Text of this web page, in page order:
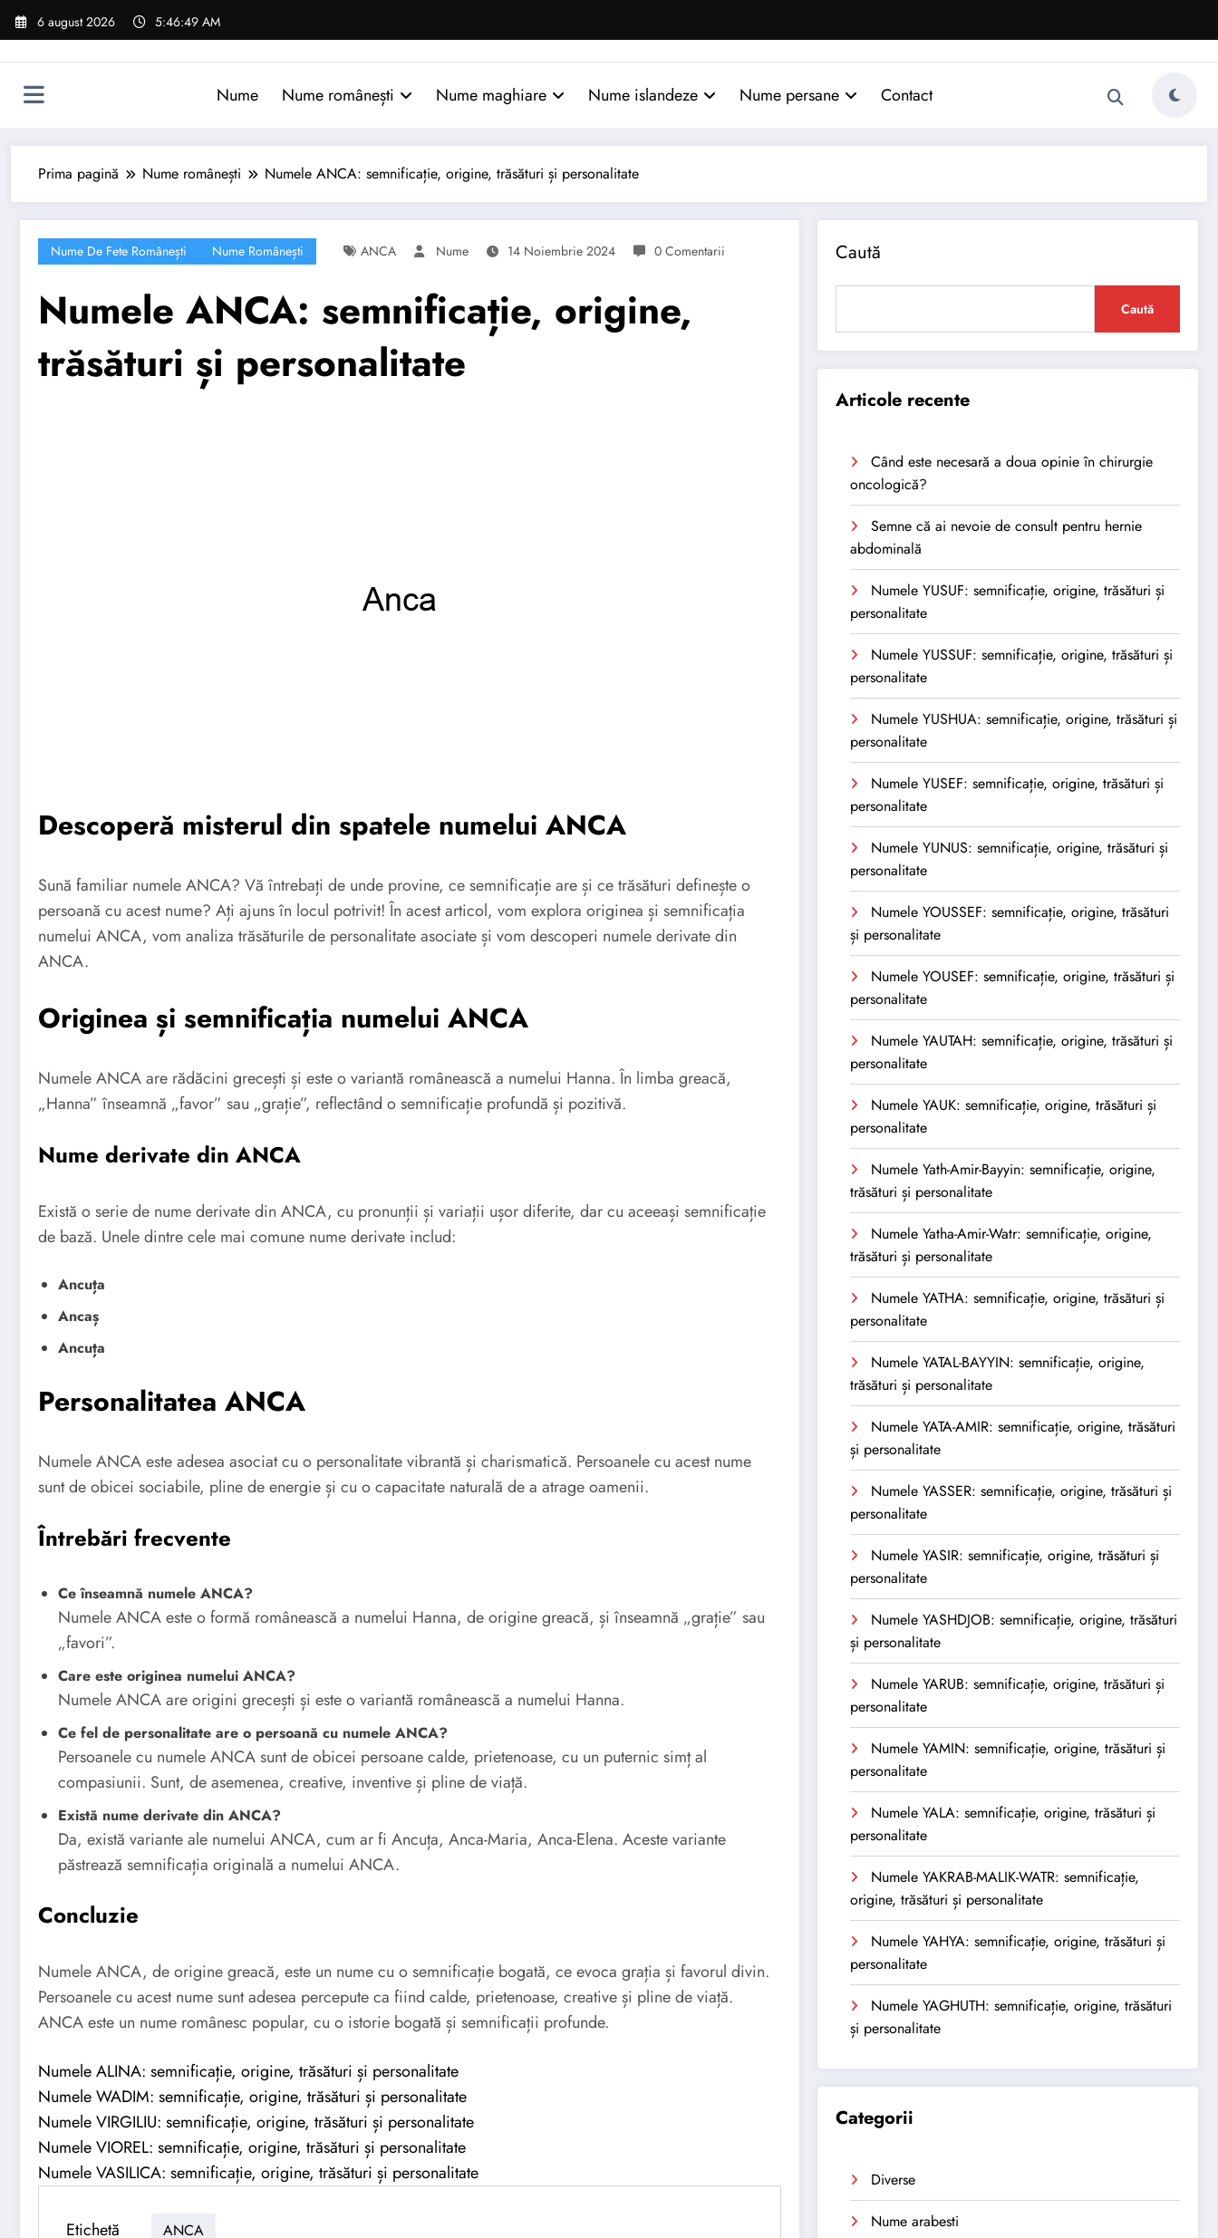
Sari
6 august 2026 5:46:50 AM
Nume Nume românești Nume maghiare Nume islandeze Nume persane Contact
Prima pagină Nume românești Numele ANCA: semnificație, origine, trăsături și personalitate
Nume De Fete Românești Nume Românești ANCA Nume 14 Noiembrie 2024 0 Comentarii
Numele ANCA: semnificație, origine,
trăsături și personalitate
Descoperă misterul din spatele numelui ANCA
Sună familiar numele ANCA? Vă întrebați de unde provine, ce semnificație are și ce trăsături definește o
persoană cu acest nume? Ați ajuns în locul potrivit! În acest articol, vom explora originea și semnificația
numelui ANCA, vom analiza trăsăturile de personalitate asociate și vom descoperi numele derivate din
ANCA.
Originea și semnificația numelui ANCA
Numele ANCA are rădăcini grecești și este o variantă românească a numelui Hanna. În limba greacă,
„Hanna” înseamnă „favor” sau „grație”, reflectând o semnificație profundă și pozitivă.
Nume derivate din ANCA
Există o serie de nume derivate din ANCA, cu pronunții și variații ușor diferite, dar cu aceeași semnificație
de bază. Unele dintre cele mai comune nume derivate includ:
Ancuța
Ancaș
Ancuța
Personalitatea ANCA
Numele ANCA este adesea asociat cu o personalitate vibrantă și charismatică. Persoanele cu acest nume
sunt de obicei sociabile, pline de energie și cu o capacitate naturală de a atrage oamenii.
Întrebări frecvente
Ce înseamnă numele ANCA?
Numele ANCA este o formă românească a numelui Hanna, de origine greacă, și înseamnă „grație” sau
„favori”.
Care este originea numelui ANCA?
Numele ANCA are origini grecești și este o variantă românească a numelui Hanna.
Ce fel de personalitate are o persoană cu numele ANCA?
Persoanele cu numele ANCA sunt de obicei persoane calde, prietenoase, cu un puternic simț al
compasiunii. Sunt, de asemenea, creative, inventive și pline de viață.
Există nume derivate din ANCA?
Da, există variante ale numelui ANCA, cum ar fi Ancuța, Anca-Maria, Anca-Elena. Aceste variante
păstrează semnificația originală a numelui ANCA.
Concluzie
Numele ANCA, de origine greacă, este un nume cu o semnificație bogată, ce evoca grația și favorul divin.
Persoanele cu acest nume sunt adesea percepute ca fiind calde, prietenoase, creative și pline de viață.
ANCA este un nume românesc popular, cu o istorie bogată și semnificații profunde.
Numele ALINA: semnificație, origine, trăsături și personalitate
Numele WADIM: semnificație, origine, trăsături și personalitate
Numele VIRGILIU: semnificație, origine, trăsături și personalitate
Numele VIOREL: semnificație, origine, trăsături și personalitate
Numele VASILICA: semnificație, origine, trăsături și personalitate
Etichetă ANCA
Caută
Caută
Articole recente
Când este necesară a doua opinie în chirurgie
oncologică?
Semne că ai nevoie de consult pentru hernie
abdominală
Numele YUSUF: semnificație, origine, trăsături și
personalitate
Numele YUSSUF: semnificație, origine, trăsături și
personalitate
Numele YUSHUA: semnificație, origine, trăsături și
personalitate
Numele YUSEF: semnificație, origine, trăsături și
personalitate
Numele YUNUS: semnificație, origine, trăsături și
personalitate
Numele YOUSSEF: semnificație, origine, trăsături
și personalitate
Numele YOUSEF: semnificație, origine, trăsături și
personalitate
Numele YAUTAH: semnificație, origine, trăsături și
personalitate
Numele YAUK: semnificație, origine, trăsături și
personalitate
Numele Yath-Amir-Bayyin: semnificație, origine,
trăsături și personalitate
Numele Yatha-Amir-Watr: semnificație, origine,
trăsături și personalitate
Numele YATHA: semnificație, origine, trăsături și
personalitate
Numele YATAL-BAYYIN: semnificație, origine,
trăsături și personalitate
Numele YATA-AMIR: semnificație, origine, trăsături
și personalitate
Numele YASSER: semnificație, origine, trăsături și
personalitate
Numele YASIR: semnificație, origine, trăsături și
personalitate
Numele YASHDJOB: semnificație, origine, trăsături
și personalitate
Numele YARUB: semnificație, origine, trăsături și
personalitate
Numele YAMIN: semnificație, origine, trăsături și
personalitate
Numele YALA: semnificație, origine, trăsături și
personalitate
Numele YAKRAB-MALIK-WATR: semnificație,
origine, trăsături și personalitate
Numele YAHYA: semnificație, origine, trăsături și
personalitate
Numele YAGHUTH: semnificație, origine, trăsături
și personalitate
Categorii
Diverse
Nume arabesti